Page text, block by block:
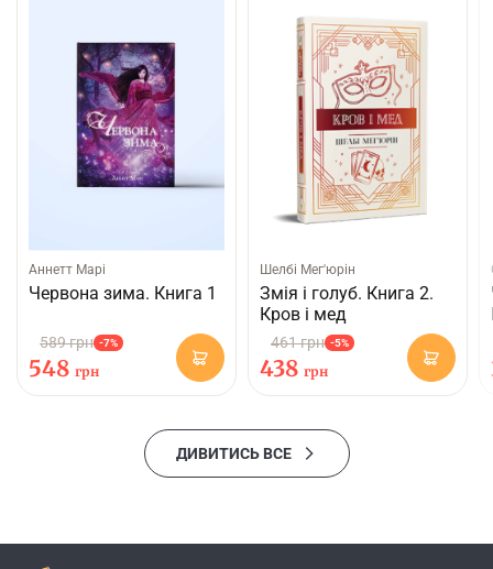
Аннетт Марі
Червона зима. Книга 1
589 грн -7%
548 грн
Шелбі Мег'юрін
Змія і голуб. Книга 2.
Кров і мед
461 грн -5%
438 грн
ДИВИТИСЬ ВСЕ